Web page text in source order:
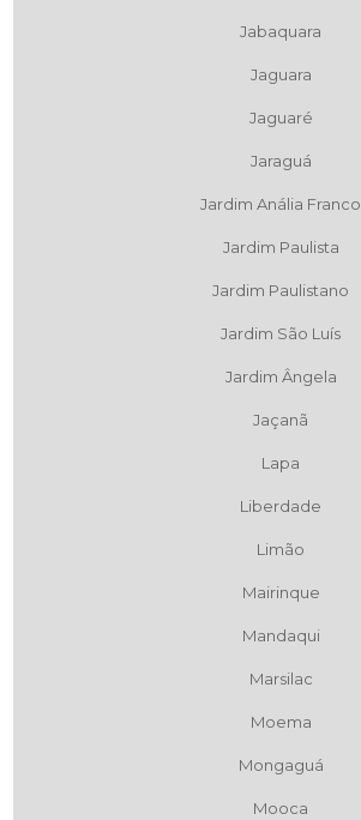
Jabaquara
Jaguara
Jaguaré
Jaraguá
Jardim Anália Franco
Jardim Paulista
Jardim Paulistano
Jardim São Luís
Jardim Ângela
Jaçanã
Lapa
Liberdade
Limão
Mairinque
Mandaqui
Marsilac
Moema
Mongaguá
Mooca